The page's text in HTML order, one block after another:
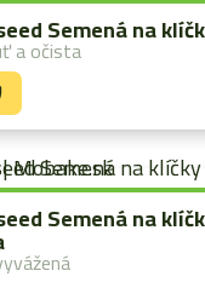
Semená na
a očista
Semená na